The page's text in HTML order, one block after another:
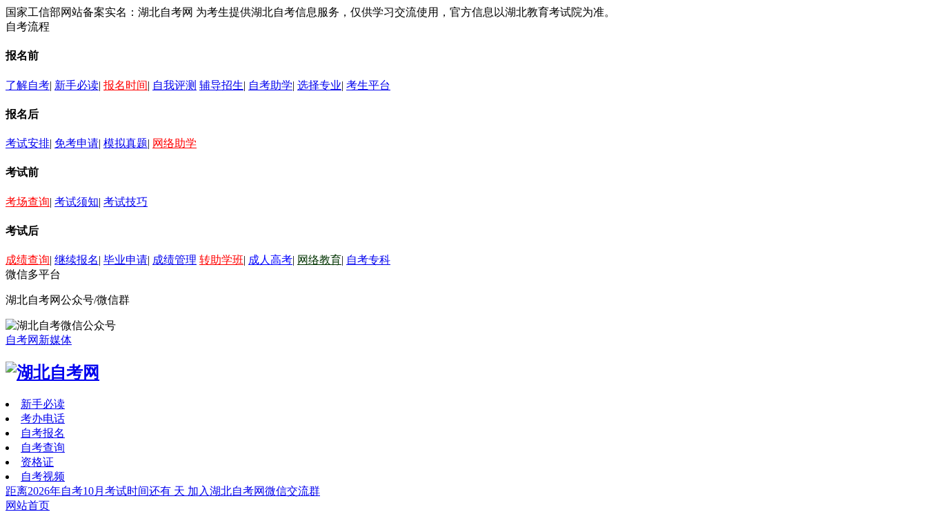
国家工信部网站备案实名：湖北自考网 为考生提供湖北自考信息服务，仅供学习交流使用，官方信息以湖北教育考试院为准。
自考流程
报名前
了解自考| 新手必读| 报名时间| 自我评测 辅导招生| 自考助学| 选择专业| 考生平台
报名后
考试安排| 免考申请| 模拟真题| 网络助学
考试前
考场查询| 考试须知| 考试技巧
考试后
成绩查询| 继续报名| 毕业申请| 成绩管理 转助学班| 成人高考| 网络教育| 自考专科
微信多平台
湖北自考网公众号/微信群
自考网新媒体
新手必读
考办电话
自考报名
自考查询
资格证
自考视频
距离2026年自考10月考试时间还有 天 加入湖北自考网微信交流群
网站首页